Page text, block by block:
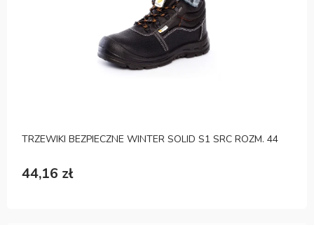
TRZEWIKI BEZPIECZNE WINTER SOLID S1 SRC ROZM. 44
44,16 zł